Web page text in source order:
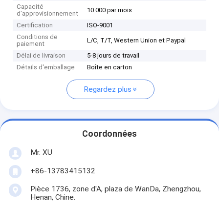
Capacité
d'approvisionnement
10 000 par mois
Certification
ISO-9001
Conditions de
paiement
L/C, T/T, Western Union et Paypal
Délai de livraison
5-8 jours de travail
Détails d'emballage
Boîte en carton
Regardez plus
Coordonnées
Mr. XU
+86-13783415132
Pièce 1736, zone d'A, plaza de WanDa, Zhengzhou,
Henan, Chine.